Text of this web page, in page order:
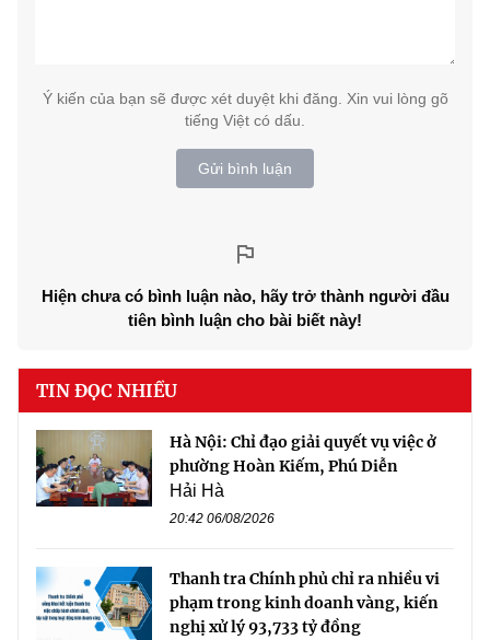
Ý kiến của bạn sẽ được xét duyệt khi đăng. Xin vui lòng gõ
tiếng Việt có dấu.
Gửi bình luận
Hiện chưa có bình luận nào, hãy trở thành người đầu
tiên bình luận cho bài biết này!
TIN ĐỌC NHIỀU
Hà Nội: Chỉ đạo giải quyết vụ việc ở
phường Hoàn Kiếm, Phú Diễn
Hải Hà
20:42 06/08/2026
Thanh tra Chính phủ chỉ ra nhiều vi
phạm trong kinh doanh vàng, kiến
nghị xử lý 93,733 tỷ đồng